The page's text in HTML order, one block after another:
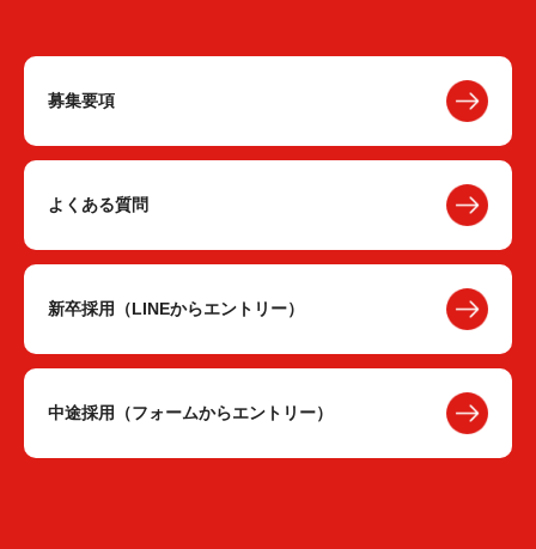
募集要項
よくある質問
新卒採用（LINEからエントリー）
中途採用（フォームからエントリー）